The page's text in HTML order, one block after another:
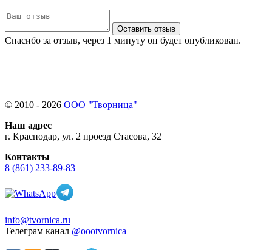
Оставить отзыв
Спасибо за отзыв, через 1 минуту он будет опубликован.
© 2010 - 2026 ООО "Творница"
Наш адрес
г. Краснодар, ул. 2 проезд Стасова, 32
Контакты
8 (861) 233-89-83
info@tvornica.ru
Телеграм канал @oootvornica